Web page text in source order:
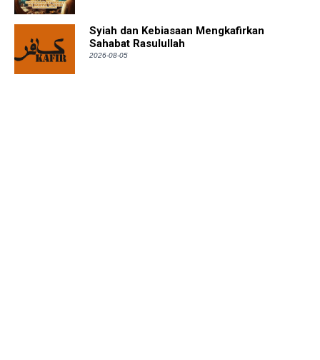
Syiah dan Kebiasaan Mengkafirkan
Sahabat Rasulullah
2026-08-05